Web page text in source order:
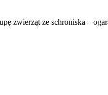
zwierząt ze schroniska –